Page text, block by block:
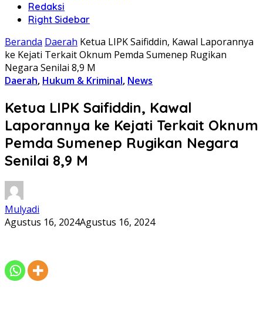
Redaksi
Right Sidebar
Beranda Daerah Ketua LIPK Saifiddin, Kawal Laporannya
ke Kejati Terkait Oknum Pemda Sumenep Rugikan
Negara Senilai 8,9 M
Daerah, Hukum & Kriminal, News
Ketua LIPK Saifiddin, Kawal
Laporannya ke Kejati Terkait Oknum
Pemda Sumenep Rugikan Negara
Senilai 8,9 M
Mulyadi
Agustus 16, 2024Agustus 16, 2024